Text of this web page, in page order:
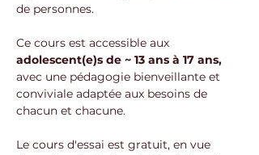
de personnes.
Ce cours est accessible aux
adolescent(e)s de ~ 13 ans à 17 ans,
avec une pédagogie bienveillante et
conviviale adaptée aux besoins de
chacun et chacune.
Le cours d'essai est gratuit, en vue